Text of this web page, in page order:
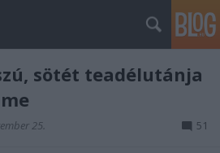
sötét teadélutánja
25. 51